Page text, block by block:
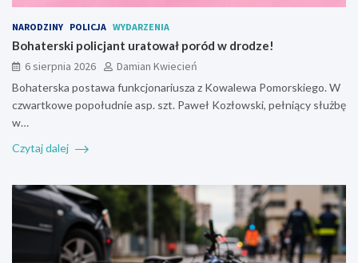
NARODZINY POLICJA WYDARZENIA
Bohaterski policjant uratował poród w drodze!
6 sierpnia 2026
Damian Kwiecień
Bohaterska postawa funkcjonariusza z Kowalewa Pomorskiego. W
czwartkowe popołudnie asp. szt. Paweł Kozłowski, pełniący służbę
w…
Czytaj dalej